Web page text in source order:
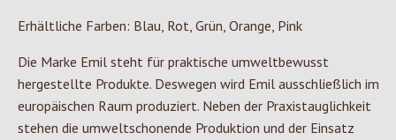
Erhältliche Farben: Blau, Rot, Grün, Orange, Pink
Die Marke Emil steht für praktische umweltbewusst
hergestellte Produkte. Deswegen wird Emil ausschließlich im
europäischen Raum produziert. Neben der Praxistauglichkeit
stehen die umweltschonende Produktion und der Einsatz